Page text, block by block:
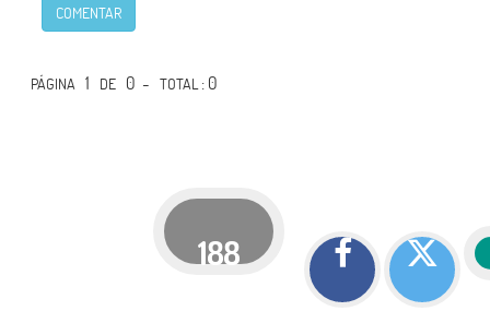
COMENTAR
PÁGINA 1 DE 0 -TOTAL: 0
188